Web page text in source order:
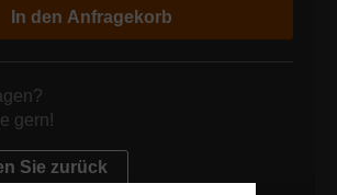
In den Anfragekorb
gern!
Sie zurück